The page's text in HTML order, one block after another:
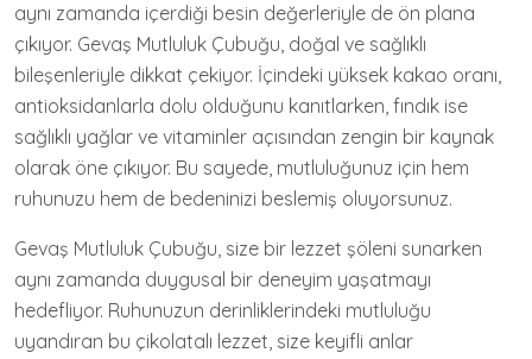
aynı zamanda içerdiği besin değerleriyle de ön plana
çıkıyor. Gevaş Mutluluk Çubuğu, doğal ve sağlıklı
bileşenleriyle dikkat çekiyor. İçindeki yüksek kakao oranı,
antioksidanlarla dolu olduğunu kanıtlarken, fındık ise
sağlıklı yağlar ve vitaminler açısından zengin bir kaynak
olarak öne çıkıyor. Bu sayede, mutluluğunuz için hem
ruhunuzu hem de bedeninizi beslemiş oluyorsunuz.
Gevaş Mutluluk Çubuğu, size bir lezzet şöleni sunarken
aynı zamanda duygusal bir deneyim yaşatmayı
hedefliyor. Ruhunuzun derinliklerindeki mutluluğu
uyandıran bu çikolatalı lezzet, size keyifli anlar